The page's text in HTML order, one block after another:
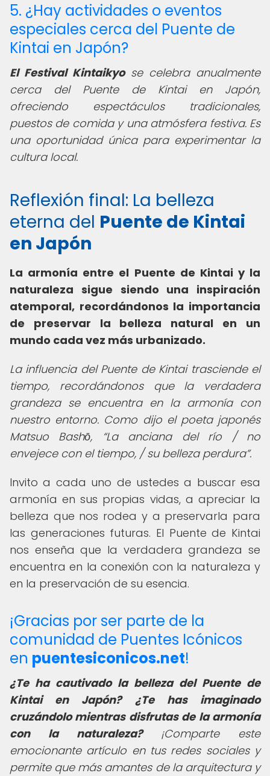
5. ¿Hay actividades o eventos
especiales cerca del Puente de
Kintai en Japón?
El Festival Kintaikyose celebra anualmente
cerca del Puente de Kintai en Japón,
ofreciendo espectáculos tradicionales,
puestos de comida y una atmósfera festiva. Es
una oportunidad única para experimentar la
cultura local.
Reflexión final: La belleza
eterna del Puente de Kintai
en Japón
La armonía entre el Puente de Kintai y la
naturaleza sigue siendo una inspiración
atemporal, recordándonos la importancia
de preservar la belleza natural en un
mundo cada vez más urbanizado.
La influencia del Puente de Kintai trasciende el
tiempo, recordándonos que la verdadera
grandeza se encuentra en la armonía con
nuestro entorno. Como dijo el poeta japonés
Matsuo Bashō,
La anciana del río / no
envejece con el tiempo, / su belleza perdura .
Invito a cada uno de ustedes a buscar esa
armonía en sus propias vidas, a apreciar la
belleza que nos rodea y a preservarla para
las generaciones futuras. El Puente de Kintai
nos enseña que la verdadera grandeza se
encuentra en la conexión con la naturaleza y
en la preservación de su esencia.
¡Gracias por ser parte de la
comunidad de Puentes Icónicos
en puentesiconicos.net!
¿Te ha cautivado la belleza del Puente de
Kintai en Japón? ¿Te has imaginado
cruzándolo mientras disfrutas de la armonía
con la naturaleza?¡Comparte este
emocionante artículo en tus redes sociales y
permite que más amantes de la arquitectura y